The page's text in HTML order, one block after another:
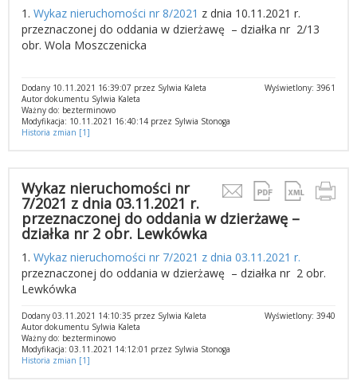
1. Wykaz nieruchomości nr 8/2021 z dnia 10.11.2021 r.
przeznaczonej do oddania w dzierżawę – działka nr 2/13
obr. Wola Moszczenicka
Wyświetlony: 3961
Dodany 10.11.2021 16:39:07 przez Sylwia Kaleta
Autor dokumentu Sylwia Kaleta
Ważny do: bezterminowo
Modyfikacja: 10.11.2021 16:40:14 przez Sylwia Stonoga
Historia zmian [1]
Wykaz nieruchomości nr
7/2021 z dnia 03.11.2021 r.
przeznaczonej do oddania w dzierżawę –
działka nr 2 obr. Lewkówka
1. Wykaz nieruchomości nr 7/2021 z dnia 03.11.2021 r.
przeznaczonej do oddania w dzierżawę – działka nr 2 obr.
Lewkówka
Wyświetlony: 3940
Dodany 03.11.2021 14:10:35 przez Sylwia Kaleta
Autor dokumentu Sylwia Kaleta
Ważny do: bezterminowo
Modyfikacja: 03.11.2021 14:12:01 przez Sylwia Stonoga
Historia zmian [1]